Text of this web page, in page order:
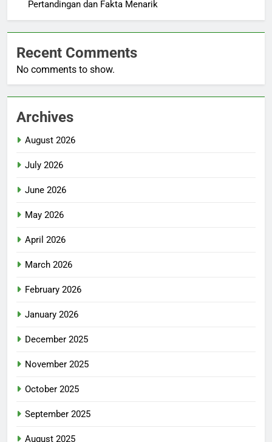
Pertandingan dan Fakta Menarik
Recent Comments
No comments to show.
Archives
August 2026
July 2026
June 2026
May 2026
April 2026
March 2026
February 2026
January 2026
December 2025
November 2025
October 2025
September 2025
August 2025